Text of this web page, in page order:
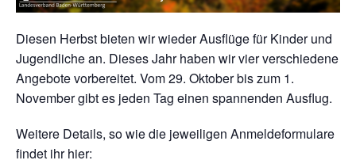
Diesen Herbst bieten wir wieder Ausflüge für Kinder und
Jugendliche an. Dieses Jahr haben wir vier verschiedene
Angebote vorbereitet. Vom 29. Oktober bis zum 1.
November gibt es jeden Tag einen spannenden Ausflug.
Weitere Details, so wie die jeweiligen Anmeldeformulare
findet ihr hier: